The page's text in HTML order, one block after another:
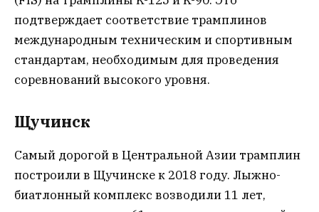
подтверждает соответствие трамплинов
международным техническим и спортивным
стандартам, необходимым для проведения
соревнований высокого уровня.
Щучинск
Самый дорогой в Центральной Азии трамплин
построили в Щучинске к 2018 году. Лыжно-
биатлонный комплекс возводили 11 лет,